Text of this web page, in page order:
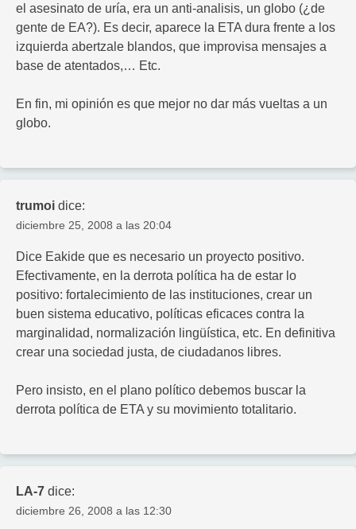
el asesinato de uría, era un anti-analisis, un globo (¿de
gente de EA?). Es decir, aparece la ETA dura frente a los
izquierda abertzale blandos, que improvisa mensajes a
base de atentados,… Etc.
En fin, mi opinión es que mejor no dar más vueltas a un
globo.
trumoi dice:
diciembre 25, 2008 a las 20:04
Dice Eakide que es necesario un proyecto positivo.
Efectivamente, en la derrota política ha de estar lo
positivo: fortalecimiento de las instituciones, crear un
buen sistema educativo, políticas eficaces contra la
marginalidad, normalización lingüística, etc. En definitiva
crear una sociedad justa, de ciudadanos libres.
Pero insisto, en el plano político debemos buscar la
derrota política de ETA y su movimiento totalitario.
LA-7 dice:
diciembre 26, 2008 a las 12:30